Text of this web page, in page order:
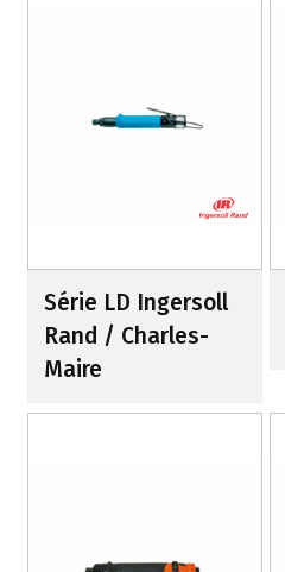
Série LD Ingersoll
Rand / Charles-
Maire